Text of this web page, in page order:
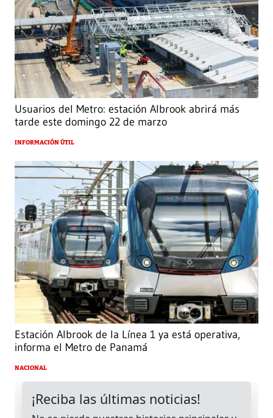
Usuarios del Metro: estación Albrook abrirá más
tarde este domingo 22 de marzo
INFORMACIÓN ÚTIL
Estación Albrook de la Línea 1 ya está operativa,
informa el Metro de Panamá
NACIONAL